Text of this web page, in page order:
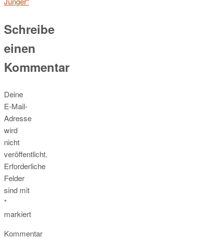
Schreibe
einen
Kommentar
Deine
E-Mail-
Adresse
wird
nicht
veröffentlicht.
Erforderliche
Felder
sind mit
*
markiert
Kommentar